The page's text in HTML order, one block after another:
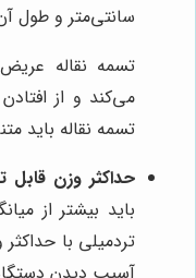
سانتی‌متر و طول آن حداقل 140
تسمه نقاله
می‌کند و از
تسمه نقاله باید
حداکثر وزن قابل
باید بیشتر از
تردمیلی با